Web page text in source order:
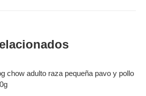
chow adulto raza pequeña pavo y pollo